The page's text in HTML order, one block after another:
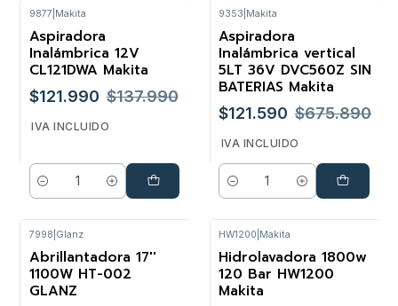
-12%
9877 Makita
Aspiradora
Inalámbrica 12V
CL121DWA Makita
$121.990 $137.990
IVA INCLUIDO
Cantidad
-82%
9353 Makita
Aspiradora
Inalámbrica vertical
5LT 36V DVC560Z SIN
BATERIAS Makita
$121.590 $675.890
IVA INCLUIDO
Cantidad
7998 Glanz
Abrillantadora 17''
1100W HT-002
GLANZ
-8%
HW1200 Makita
Hidrolavadora 1800w
120 Bar HW1200
Makita